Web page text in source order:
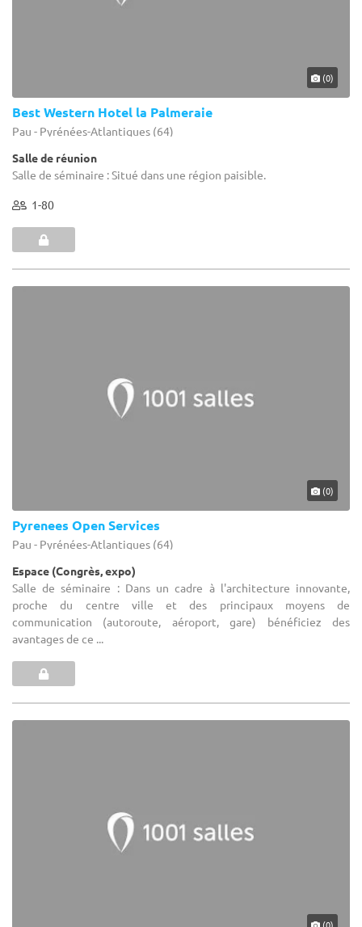
(0)
Best Western Hotel la Palmeraie
Pau - Pyrénées-Atlantiques (64)
Salle de réunion
Salle de séminaire : Situé dans une région paisible.
1-80
(0)
Pyrenees Open Services
Pau - Pyrénées-Atlantiques (64)
Espace (Congrès, expo)
Salle de séminaire : Dans un cadre à l'architecture innovante,
proche du centre ville et des principaux moyens de
communication (autoroute, aéroport, gare) bénéficiez des
avantages de ce ...